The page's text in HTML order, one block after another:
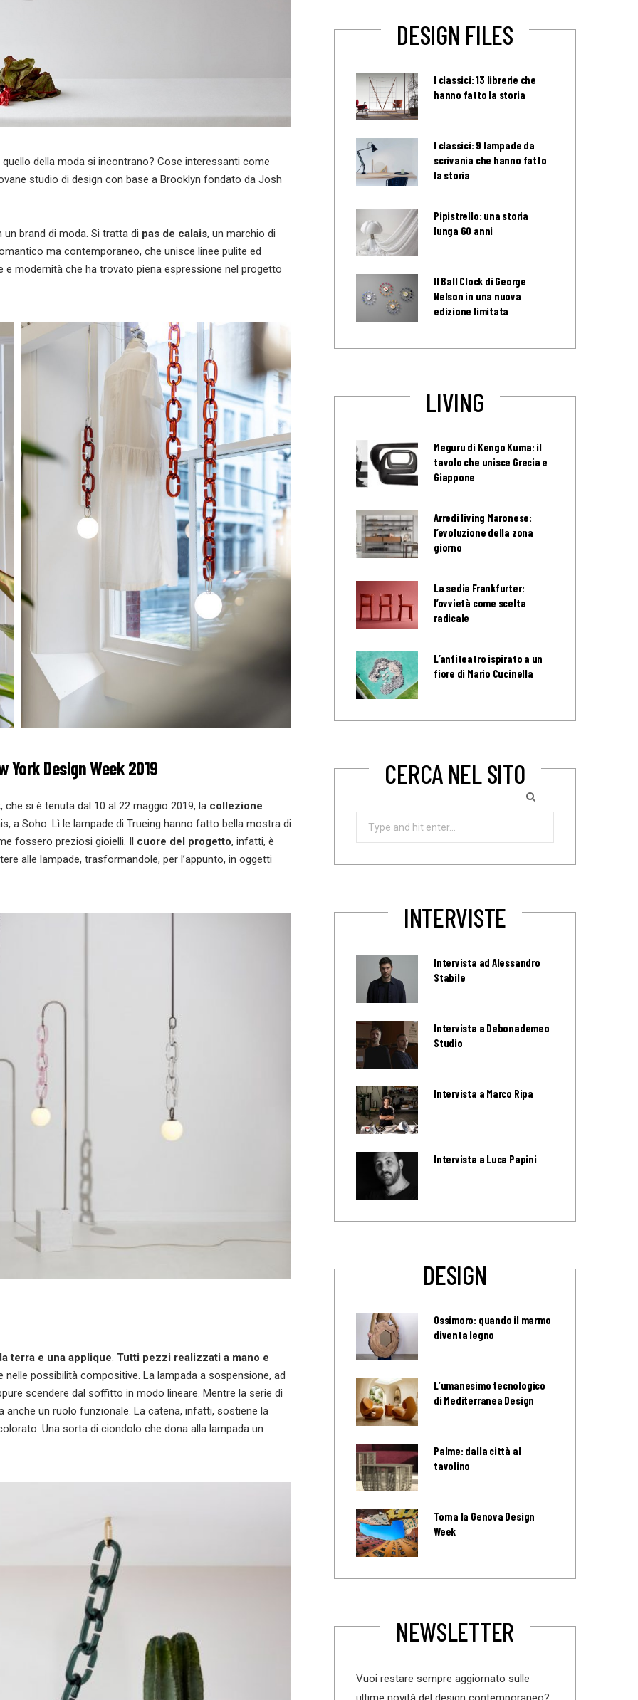
della moda si incontrano? Cose interessanti come
studio di design con base a Brooklyn fondato da Josh
brand di moda. Si tratta di pas de calais, un marchio di
ma contemporaneo, che unisce linee pulite ed
e modernità che ha trovato piena espressione nel progetto
Design Week 2019
, che si è tenuta dal 10 al 22 maggio 2019, la collezione
a Soho. Lì le lampade di Trueing hanno fatto bella mostra di
fossero preziosi gioielli. Il cuore del progetto, infatti, è
alle lampade, trasformandole, per l’appunto, in oggetti
terra e una applique Tutti pezzi realizzati a mano e
nelle possibilità compositive. La lampada a sospensione, ad
scendere dal soffitto in modo lineare. Mentre la serie di
un ruolo funzionale. La catena, infatti, sostiene la
Una sorta di ciondolo che dona alla lampada un
DESIGN FILES
I classici: 13 librerie che
hanno fatto la storia
I classici: 9 lampade da
scrivania che hanno fatto
la storia
Pipistrello: una storia
lunga 60 anni
Il Ball Clock di George
Nelson in una nuova
edizione limitata
LIVING
Meguru di Kengo Kuma: il
tavolo che unisce Grecia e
Giappone
Arredi living Maronese:
l’evoluzione della zona
giorno
La sedia Frankfurter:
l’ovvietà come scelta
radicale
L’anfiteatro ispirato a un
fiore di Mario Cucinella
CERCA NEL SITO
Search
INTERVISTE
Intervista ad Alessandro
Stabile
Intervista a Debonademeo
Studio
Intervista a Marco Ripa
Intervista a Luca Papini
DESIGN
Ossimoro: quando il marmo
diventa legno
L’umanesimo tecnologico
di Mediterranea Design
Palme: dalla città al
tavolino
Torna la Genova Design
Week
NEWSLETTER
Vuoi restare sempre aggiornato sulle